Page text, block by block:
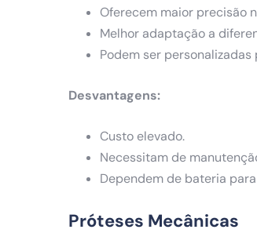
Oferecem maior precisão
Melhor adaptação a
Podem ser
Desvantagens:
Custo elevado.
Necessitam de
Dependem de bateria
Próteses Mecânicas